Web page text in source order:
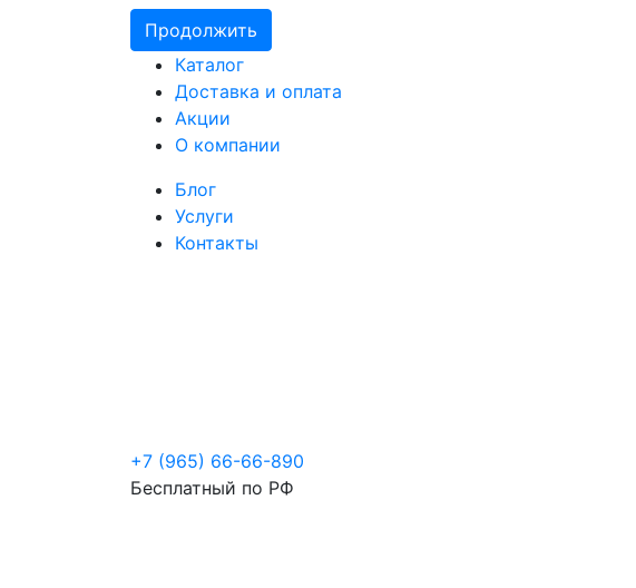
Продолжить
Каталог
Доставка и оплата
Акции
О компании
Блог
Услуги
Контакты
+7 (965) 66-66-890
Бесплатный по РФ